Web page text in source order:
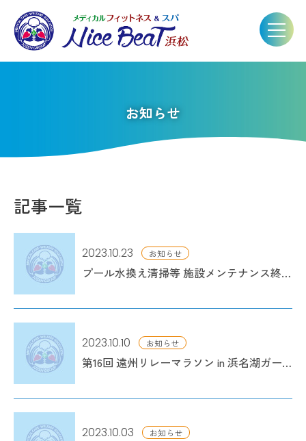
お知らせ
記事一覧
2023.10.23 お知らせ
プール水換え清掃等 施設メンテナンス終わりました。
2023.10.10 お知らせ
第16回 遠州リレーマラソン in 浜名湖ガーデンパークに参加しました。
2023.10.03 お知らせ